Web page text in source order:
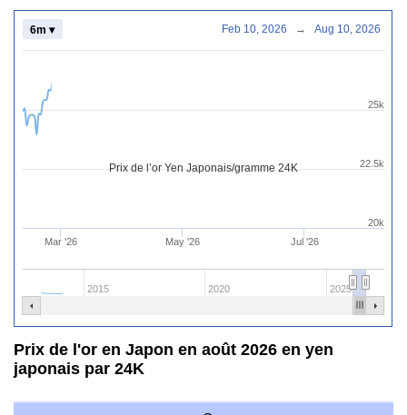
Prix de l’or Yen Japonais/gramme 24K
Mar '26 May '26 Jul '26
2015 2020 2025
20k
22.5k
25k
6m ▾ Feb 10, 2026 → Aug 10, 2026
Prix de l'or en Japon en août 2026 en yen
japonais par 24K